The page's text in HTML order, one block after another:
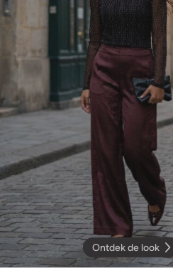
Ontdek de look